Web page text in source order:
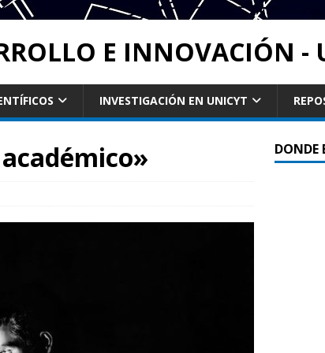
E INNOVACIÓN -
INVESTIGACIÓN EN UNICYT
DONDE